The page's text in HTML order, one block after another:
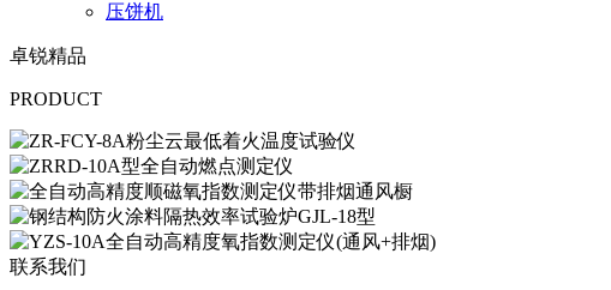
压饼机
卓锐精品
PRODUCT
联系我们